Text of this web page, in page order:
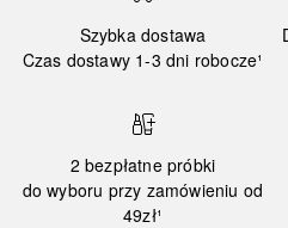
Szybka dostawa
Czas dostawy 1-3 dni robocze¹
2 bezpłatne próbki
do wyboru przy zamówieniu od
49zł¹